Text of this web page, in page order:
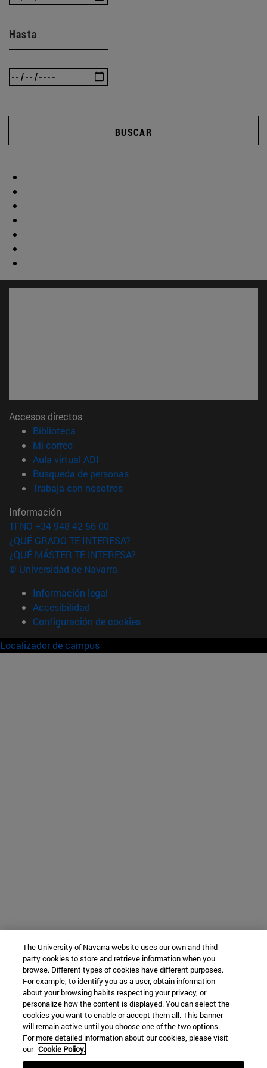
Hasta
BUSCAR
Accesos directos
Biblioteca
Mi correo(abre en nueva ventana)
Aula virtual ADI
Búsqueda de personas(abre en nueva ventana)
Trabaja con nosotros(abre en nueva ventana)
Información
TFNO +34 948 42 56 00
¿QUÉ GRADO TE INTERESA?
¿QUÉ MÁSTER TE INTERESA?
© Universidad de Navarra
Información legal
Accesibilidad
Configuración de cookies
Localizador de campus
The University of Navarra website uses our own and third-
party cookies to store and retrieve information when you
browse. Different types of cookies have different purposes.
For example, to identify you as a user, obtain information
about your browsing habits respecting your privacy, or
personalize how the content is displayed. You can select the
cookies you want to enable or accept them all. This banner
will remain active until you choose one of the two options.
For more detailed information about our cookies, please visit
our Cookie Policy.